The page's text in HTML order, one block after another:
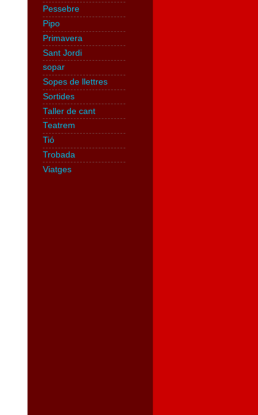
Pessebre
Pipo
Primavera
Sant Jordi
sopar
Sopes de llettres
Sortides
Taller de cant
Teatrem
Tió
Trobada
Viatges